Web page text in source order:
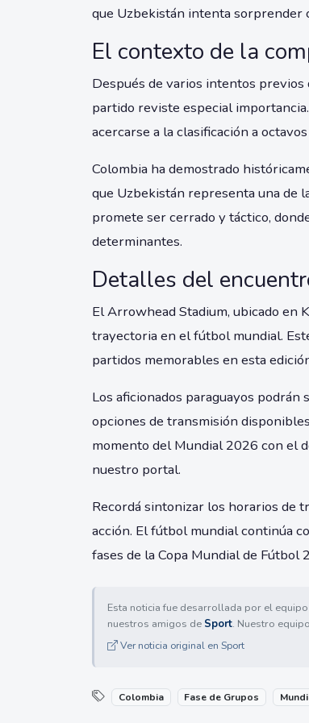
que Uzbekistán intenta sorprender
El contexto de la
Después de varios intentos previos
partido reviste especial
acercarse a la clasificación a
Colombia ha demostrado
que Uzbekistán representa una de
promete ser cerrado y táctico,
determinantes.
Detalles del
El Arrowhead Stadium, ubicado en
trayectoria en el fútbol mundial.
partidos memorables en esta
Los aficionados paraguayos
opciones de transmisión
momento del Mundial 2026 con el
nuestro portal.
Recordá sintonizar los horarios de
acción. El fútbol mundial continúa
fases de la Copa Mundial de Fútbol
Esta noticia fue desarrollada por el
nuestros amigos de Sport. Nuestro
Ver noticia original en Sport
Colombia Fase de Grupos